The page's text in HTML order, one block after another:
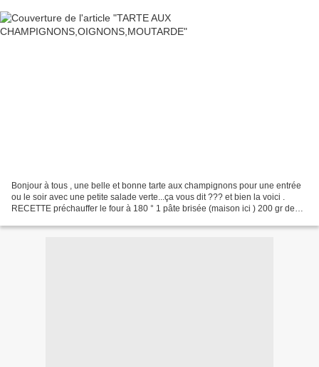
Bonjour à tous , une belle et bonne tarte aux champignons pour une entrée
ou le soir avec une petite salade verte...ça vous dit ??? et bien la voici .
RECETTE préchauffer le four à 180 ° 1 pâte brisée (maison ici ) 200 gr de